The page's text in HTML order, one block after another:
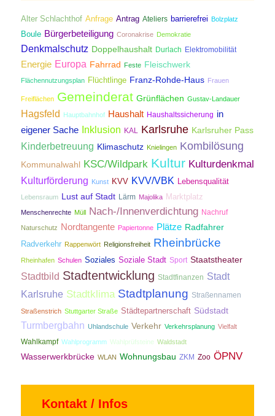
Alter Schlachthof Anfrage Antrag Ateliers barrierefrei Bolzplatz
Boule Bürgerbeteiligung Coronakrise Demokratie
Denkmalschutz Doppelhaushalt Durlach Elektromobilität
Energie Europa Fahrrad Feste Fleischwerk
Flächennutzungsplan Flüchtlinge Franz-Rohde-Haus Frauen
Freiflächen Gemeinderat Grünflächen Gustav-Landauer
Hagsfeld Hauptbahnhof Haushalt Haushaltssicherung in
eigener Sache
Inklusion KAL Karlsruhe Karlsruher Pass
Kinderbetreuung Klimaschutz Knielingen Kombilösung
Kommunalwahl KSC/Wildpark Kultur Kulturdenkmal
Kulturförderung Kunst KVV KVV/VBK Lebensqualität
Lebensraum Lust auf Stadt Lärm Majolika Marktplatz
Menschenrechte Müll Nach-/Innenverdichtung Nachruf
Naturschutz Nordtangente Papiertonne Plätze Radfahrer
Radverkehr Rappenwört Religionsfreiheit Rheinbrücke
Rheinhafen Schulen Soziales Soziale Stadt Sport Staatstheater
Stadtbild Stadtentwicklung Stadtfinanzen Stadt
Karlsruhe Stadtklima Stadtplanung Straßennamen
Straßenstrich Stuttgarter Straße Städtepartnerschaft Südstadt
Turmbergbahn Uhlandschule Verkehr Verkehrsplanung Vielfalt
Wahlkampf Wahlprogramm Wahlprüfsteine Waldstadt
Wasserwerkbrücke WLAN Wohnungsbau ZKM Zoo ÖPNV
Kontakt / Infos